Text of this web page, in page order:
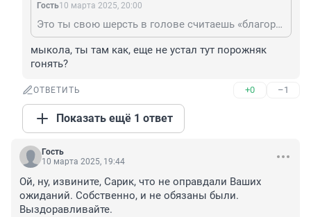
Гость10 марта 2025, 20:00
Это ты свою шерсть в голове считаешь «благородной»? ☺️ Да, похоже у тебя уже безнадёжный случай. 🥱
мыкола, ты там как, еще не устал тут порожняк
гонять?
ОТВЕТИТЬ +0 –1
Показать ещё 1 ответ
Гость
10 марта 2025, 19:44
Ой, ну, извините, Сарик, что не оправдали Ваших
ожиданий. Собственно, и не обязаны были.
Выздоравливайте.